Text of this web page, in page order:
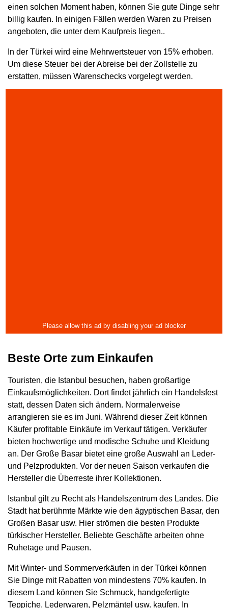
einen solchen Moment haben, können Sie gute Dinge sehr
billig kaufen. In einigen Fällen werden Waren zu Preisen
angeboten, die unter dem Kaufpreis liegen..
In der Türkei wird eine Mehrwertsteuer von 15% erhoben.
Um diese Steuer bei der Abreise bei der Zollstelle zu
erstatten, müssen Warenschecks vorgelegt werden.
Beste Orte zum Einkaufen
Touristen, die Istanbul besuchen, haben großartige
Einkaufsmöglichkeiten. Dort findet jährlich ein Handelsfest
statt, dessen Daten sich ändern. Normalerweise
arrangieren sie es im Juni. Während dieser Zeit können
Käufer profitable Einkäufe im Verkauf tätigen. Verkäufer
bieten hochwertige und modische Schuhe und Kleidung
an. Der Große Basar bietet eine große Auswahl an Leder-
und Pelzprodukten. Vor der neuen Saison verkaufen die
Hersteller die Überreste ihrer Kollektionen.
Istanbul gilt zu Recht als Handelszentrum des Landes. Die
Stadt hat berühmte Märkte wie den ägyptischen Basar, den
Großen Basar usw. Hier strömen die besten Produkte
türkischer Hersteller. Beliebte Geschäfte arbeiten ohne
Ruhetage und Pausen.
Mit Winter- und Sommerverkäufen in der Türkei können
Sie Dinge mit Rabatten von mindestens 70% kaufen. In
diesem Land können Sie Schmuck, handgefertigte
Teppiche, Lederwaren, Pelzmäntel usw. kaufen. In